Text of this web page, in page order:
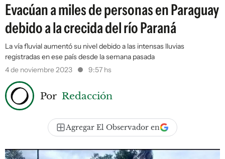
Evacúan a miles de personas en Paraguay
debido a la crecida del río Paraná
La vía fluvial aumentó su nivel debido a las intensas lluvias
registradas en ese país desde la semana pasada
4 de noviembre 2023
9:57 hs
Por Redacción
Agregar El Observador en